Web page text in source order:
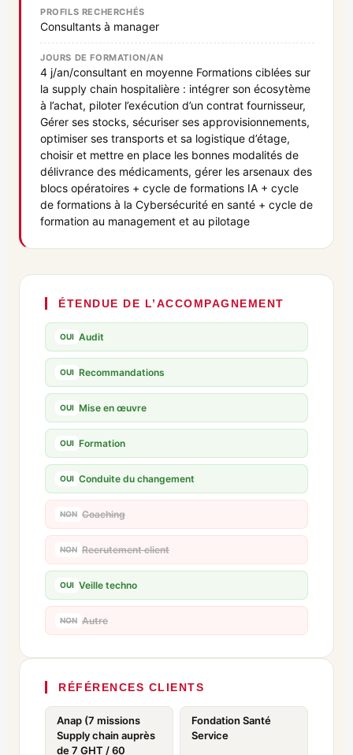
PROFILS RECHERCHÉS
Consultants à manager
JOURS DE FORMATION/AN
4 j/an/consultant en moyenne Formations ciblées sur
la supply chain hospitalière : intégrer son écosytème
à l’achat, piloter l’exécution d’un contrat fournisseur,
Gérer ses stocks, sécuriser ses approvisionnements,
optimiser ses transports et sa logistique d’étage,
choisir et mettre en place les bonnes modalités de
délivrance des médicaments, gérer les arsenaux des
blocs opératoires + cycle de formations IA + cycle
de formations à la Cybersécurité en santé + cycle de
formation au management et au pilotage
ÉTENDUE DE L’ACCOMPAGNEMENT
OUI Audit
OUI Recommandations
OUI Mise en œuvre
OUI Formation
OUI Conduite du changement
NON Coaching
NON Recrutement client
OUI Veille techno
NON Autre
RÉFÉRENCES CLIENTS
Anap (7 missions
Supply chain auprès
de 7 GHT / 60
Fondation Santé
Service